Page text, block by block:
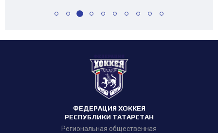
ФЕДЕРАЦИЯ ХОККЕЯ
РЕСПУБЛИКИ ТАТАРСТАН
Региональная общественная